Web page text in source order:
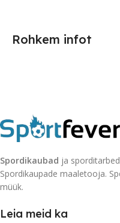
Rohkem infot
Spordikaubad ja
Spordikaupade maaletooja.
müük.
Leia meid ka